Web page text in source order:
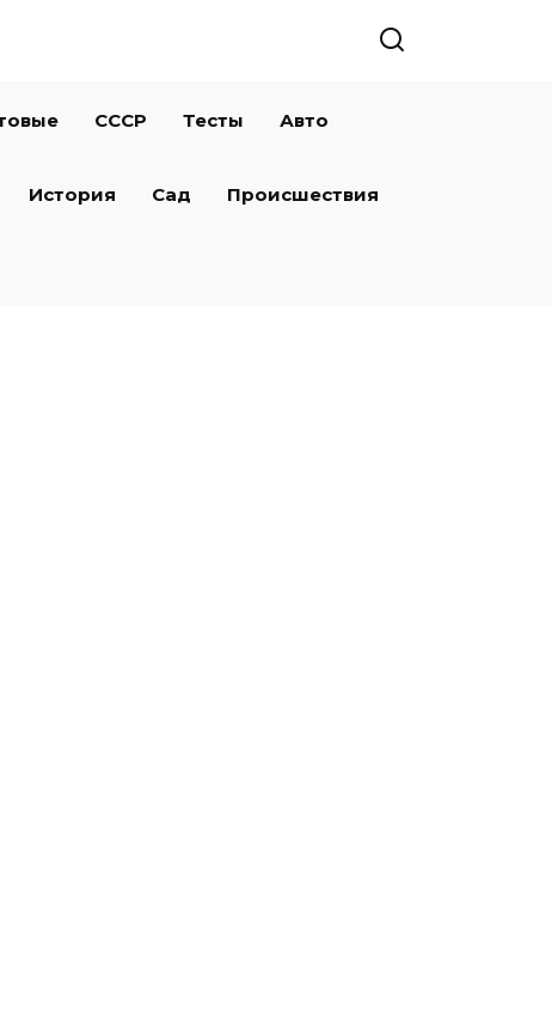
СССР Тесты Авто
История Сад Происшествия